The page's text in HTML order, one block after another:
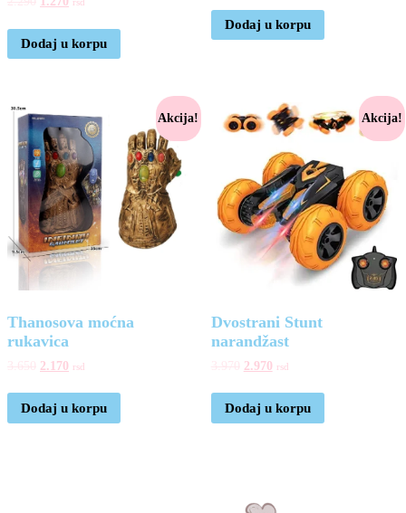
Dodaj u korpu
Dodaj u korpu
Akcija!
Thanosova moćna
rukavica
2.170 rsd
Dodaj u korpu
Akcija!
Dvostrani Stunt
narandžast
2.970 rsd
Dodaj u korpu